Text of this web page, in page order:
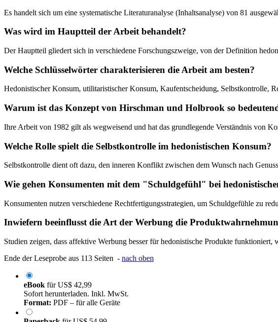
Es handelt sich um eine systematische Literaturanalyse (Inhaltsanalyse) von 81
Was wird im Hauptteil der Arbeit behandelt?
Der Hauptteil gliedert sich in verschiedene Forschungszweige, von der Definition
Welche Schlüsselwörter charakterisieren die Arbeit am besten?
Hedonistischer Konsum, utilitaristischer Konsum, Kaufentscheidung, Selbstkontrolle,
Warum ist das Konzept von Hirschman und Holbrook so
Ihre Arbeit von 1982 gilt als wegweisend und hat das grundlegende Verständnis von
Welche Rolle spielt die Selbstkontrolle im hedonistischen Konsum?
Selbstkontrolle dient oft dazu, den inneren Konflikt zwischen dem Wunsch nach
Wie gehen Konsumenten mit dem "Schuldgefühl" bei
Konsumenten nutzen verschiedene Rechtfertigungsstrategien, um Schuldgefühle zu
Inwiefern beeinflusst die Art der Werbung die
Studien zeigen, dass affektive Werbung besser für hedonistische Produkte
Ende der Leseprobe aus 113 Seiten - nach oben
eBook fürUS$ 42,99
Sofort herunterladen. Inkl. MwSt.
Format: PDF – für alle Geräte